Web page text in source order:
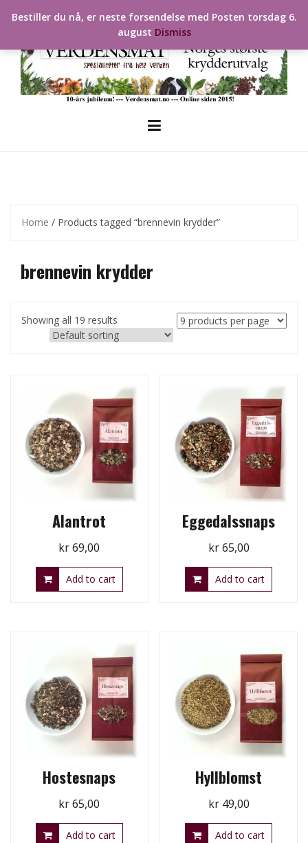
Home / Products tagged “brennevin krydder”
brennevin krydder
Showing all 19 results
Alantrot
kr69,00
Add to cart
Eggedalssnaps
kr65,00
Add to cart
Hostesnaps
kr65,00
Add to cart
Hyllblomst
kr49,00
Add to cart
Bestiller du nå, er neste forsendelse med Posten torsdag 6.
august Dismiss